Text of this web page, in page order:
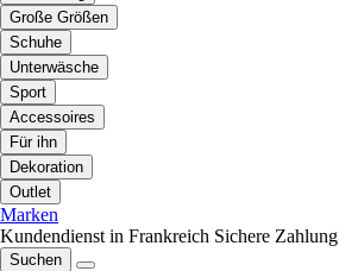
Große Größen
Schuhe
Unterwäsche
Sport
Accessoires
Für ihn
Dekoration
Outlet
Marken
Kundendienst in Frankreich Sichere Zahlung
Suchen